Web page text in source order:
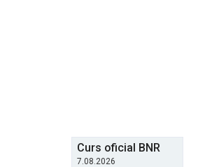
Curs oficial BNR
7.08.2026